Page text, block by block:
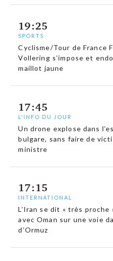
19:25
SPORTS
Cyclisme/Tour de France
Vollering s’impose et
maillot jaune
17:45
L'INFO DU JOUR
Un drone explose dans
bulgare, sans faire de
ministre
17:15
INTERNATIONAL
L’Iran se dit « très proche
avec Oman sur une voie
d’Ormuz